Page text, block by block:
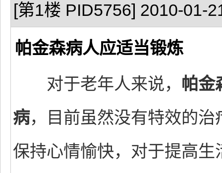
[第1楼 PID5756] 2010-01-
帕金森病人应适当锻炼
对于老年人来说， 帕金
病，目前虽然没有特效的
保持心情愉快，对于提高生